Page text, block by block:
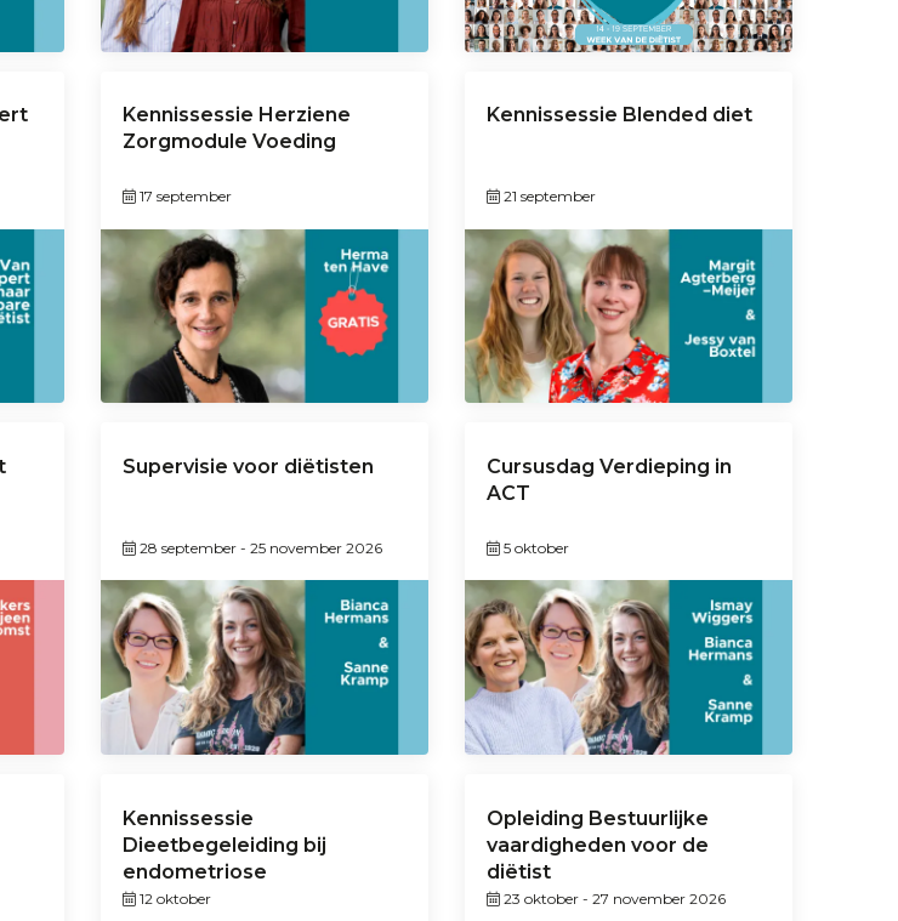
Kennissessie Herziene
Zorgmodule Voeding
17 september
Kennissessie Blended diet
21 september
Supervisie voor diëtisten
28 september- 25 november 2026
Cursusdag Verdieping in
ACT
5 oktober
Kennissessie
Dieetbegeleiding bij
endometriose
12 oktober
Opleiding Bestuurlijke
vaardigheden voor de
diëtist
23 oktober- 27 november 2026